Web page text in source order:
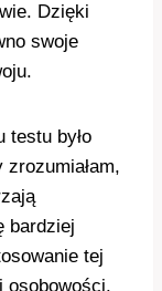
Dzięki
swoje
testu było
bardziej
tej
osobowości.